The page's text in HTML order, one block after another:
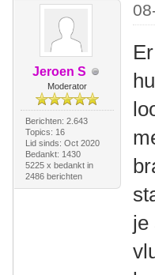
Jeroen S
Moderator
Berichten: 2.643
Topics: 16
Lid sinds: Oct 2020
Bedankt: 1430
5225 x bedankt in
2486 berichten
je